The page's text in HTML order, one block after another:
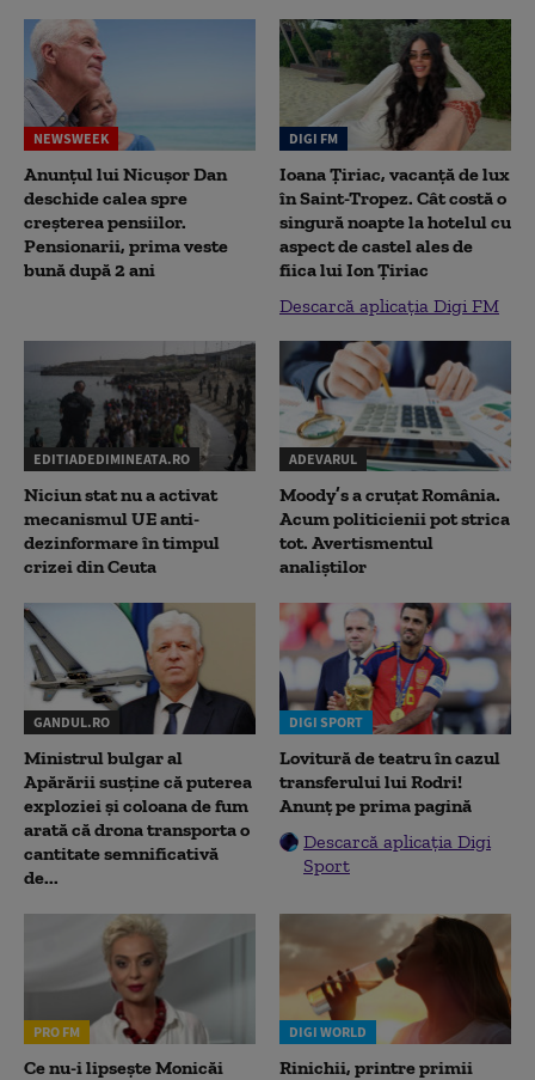
NEWSWEEK
Anunțul lui Nicușor Dan
deschide calea spre
creșterea pensiilor.
Pensionarii, prima veste
bună după 2 ani
DIGI FM
Ioana Țiriac, vacanță de lux
în Saint-Tropez. Cât costă o
singură noapte la hotelul cu
aspect de castel ales de
fiica lui Ion Țiriac
Descarcă aplicația Digi FM
EDITIADEDIMINEATA.RO
Niciun stat nu a activat
mecanismul UE anti-
dezinformare în timpul
crizei din Ceuta
ADEVARUL
Moody’s a cruțat România.
Acum politicienii pot strica
tot. Avertismentul
analiștilor
GANDUL.RO
Ministrul bulgar al
Apărării susține că puterea
exploziei și coloana de fum
arată că drona transporta o
cantitate semnificativă
de...
DIGI SPORT
Lovitură de teatru în cazul
transferului lui Rodri!
Anunț pe prima pagină
Descarcă aplicația Digi
Sport
PRO FM
Ce nu-i lipsește Monicăi
DIGI WORLD
Rinichii, printre primii